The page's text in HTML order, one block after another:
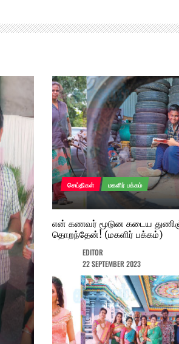
செய்திகள் மகளிர் பக்கம்
என் கணவர் மூடுன கடைய
தொறந்தேன்! (மகளிர் பக்கம்)
EDITOR
22 SEPTEMBER 2023
9
10
11